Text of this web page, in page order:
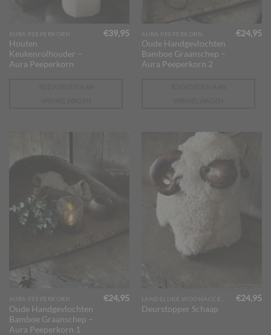
AURA PEEPERKORN
Houten
Keukenrolhouder –
Aura Peeperkorn
€39,95 AURA PEEPERKORN
Oude Handgevlochten
Bamboe Graanschep –
Aura Peeperkorn 2
€24,95
AURA PEEPERKORN
Oude Handgevlochten
Bamboe Graanschep –
Aura Peeperkorn 1
€24,95
Deurstopper Schaap
€24,95